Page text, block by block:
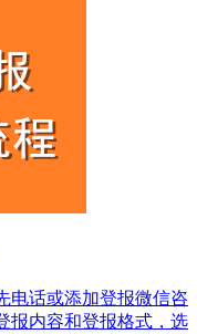
电话或添加登报微信咨
报内容和登报格式，选